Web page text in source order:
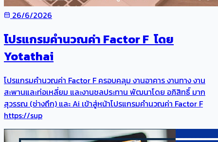
26/6/2026
โปรแกรมคำนวณค่า Factor F โดย
Yotathai
โปรแกรมคำนวณค่า Factor F ครอบคลุม งานอาคาร งานทาง งาน
สะพานและท่อเหลี่ยม และงานชลประทาน พัฒนาโดย อภิสิทธิ์ มาก
สุวรรณ (ช่างถึก) และ Ai เข้าสู่หน้าโปรแกรมคำนวณค่า Factor F
https://sup